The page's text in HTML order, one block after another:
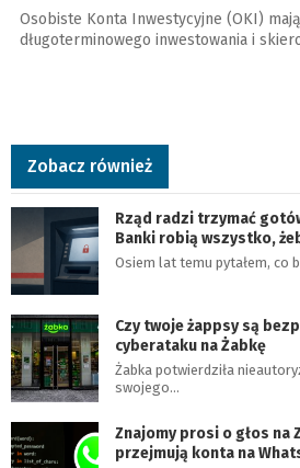
Osobiste Konta Inwestycyjne (OKI)
długoterminowego inwestowania i
Zobacz również
Rząd radzi trzymać
Banki robią wszystko,
Osiem lat temu pytałem, co
Czy twoje żappsy są
cyberataku na Żabkę
Żabka potwierdziła
swojego…
Znajomy prosi o głos na
przejmują konta na